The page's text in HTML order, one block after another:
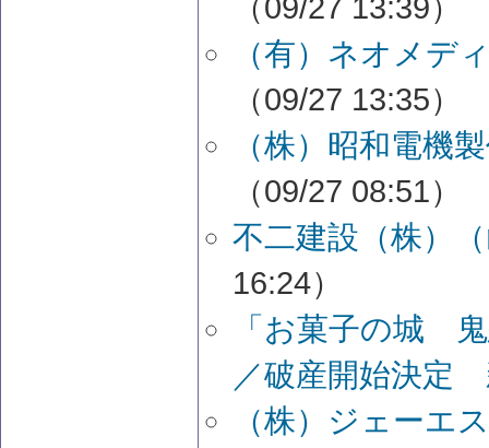
（09/27 13:39）
（有）ネオメデ
（09/27 13:35）
（株）昭和電機
（09/27 08:51）
不二建設（株）
16:24）
「お菓子の城
／破産開始決定
（株）ジェーエ